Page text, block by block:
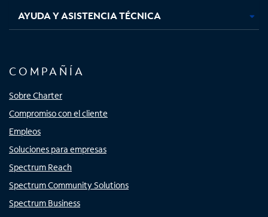
AYUDA Y ASISTENCIA TÉCNICA
COMPAÑÍA
Sobre Charter
Compromiso con el cliente
Empleos
Soluciones para empresas
Spectrum Reach
Spectrum Community Solutions
Spectrum Business